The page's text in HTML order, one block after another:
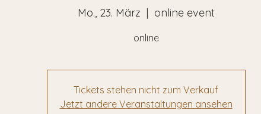
Mo., 23. März
  |
online event
online
Tickets stehen nicht zum Verkauf
Jetzt andere Veranstaltungen ansehen